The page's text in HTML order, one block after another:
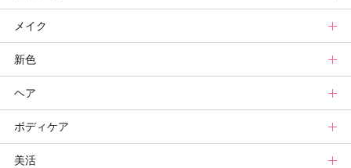
スキンケアトップ
ニュース
スキンケアまとめ
スキンケア診断
メイク
メイクトップ
ニュース
メイクまとめ
ベースメイクカタログ
新色
新色トップ
クリスマスコフレ
秋新色
ヘア
ヘアトップ
ニュース
ボディケア
ボディケアトップ
美活